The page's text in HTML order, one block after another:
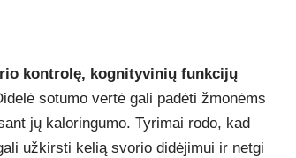
kontrolę, kognityvinių funkcijų
sotumo vertė gali padėti žmonėms
jų kaloringumo. Tyrimai rodo, kad
užkirsti kelią svorio didėjimui ir netgi